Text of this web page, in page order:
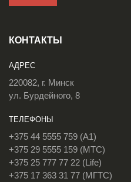
КОНТАКТЫ
АДРЕС
220082, г. Минск
ул. Бурдейного, 8
ТЕЛЕФОНЫ
+375 44 5555 759 (A1)
+375 29 5555 159 (МТС)
+375 25 777 77 22 (Life)
+375 17 363 31 77 (МГТС)